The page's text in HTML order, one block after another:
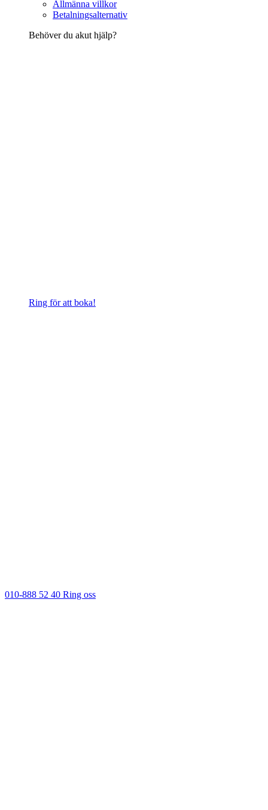
Allmänna villkor
Betalningsalternativ
Behöver du akut hjälp?
Ring för att boka!
010-888 52 40 Ring oss